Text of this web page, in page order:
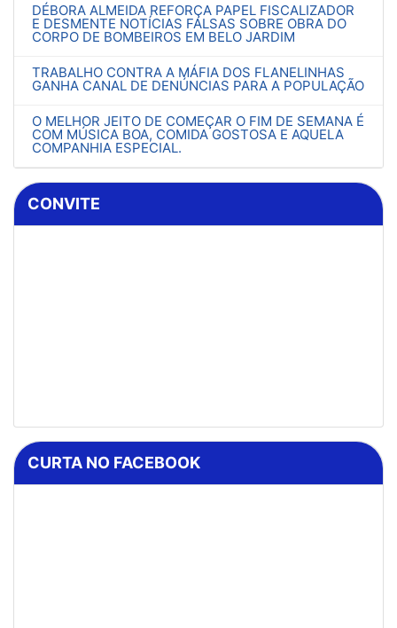
DÉBORA ALMEIDA REFORÇA PAPEL FISCALIZADOR
E DESMENTE NOTÍCIAS FALSAS SOBRE OBRA DO
CORPO DE BOMBEIROS EM BELO JARDIM
TRABALHO CONTRA A MÁFIA DOS FLANELINHAS
GANHA CANAL DE DENÚNCIAS PARA A POPULAÇÃO
O MELHOR JEITO DE COMEÇAR O FIM DE SEMANA É
COM MÚSICA BOA, COMIDA GOSTOSA E AQUELA
COMPANHIA ESPECIAL.
CONVITE
CURTA NO FACEBOOK